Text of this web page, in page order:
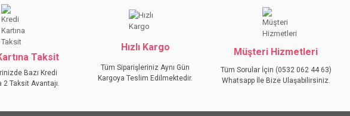
Taksit
Bazı Kredi
2 Taksit Avantajı.
Hızlı Kargo
Tüm Siparişleriniz Aynı Gün
Kargoya Teslim Edilmektedir.
Müşteri Hizmetleri
Tüm Sorular İçin (0532 062 44 63)
Whatsapp İle Bize Ulaşabilirsiniz.